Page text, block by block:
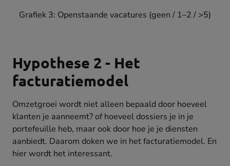
Grafiek 3: Openstaande vacatures (geen / 1–2 / >5)
Hypothese 2 - Het
facturatiemodel
Omzetgroei wordt niet alleen bepaald door hoeveel
klanten je aanneemt? of hoeveel dossiers je in je
portefeuille heb, maar ook door hoe je je diensten
aanbiedt. Daarom doken we in het facturatiemodel. En
hier wordt het interessant.